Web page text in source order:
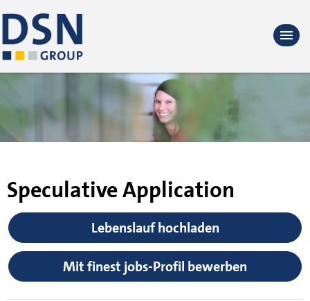
Speculative Application
Lebenslauf hochladen
Mit finest jobs-Profil bewerben